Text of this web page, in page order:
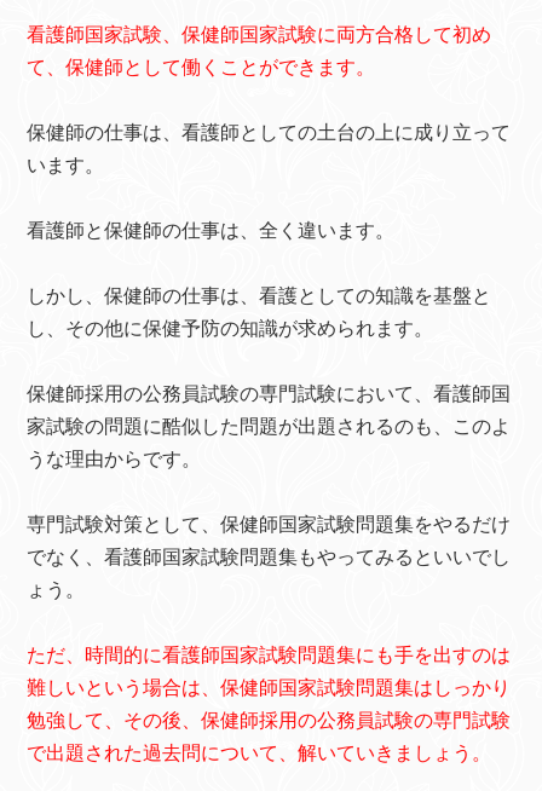
看護師国家試験、保健師国家試験に両方合格して初め
て、保健師として働くことができます。
保健師の仕事は、看護師としての土台の上に成り立って
います。
看護師と保健師の仕事は、全く違います。
しかし、保健師の仕事は、看護としての知識を基盤と
し、その他に保健予防の知識が求められます。
保健師採用の公務員試験の専門試験において、看護師国
家試験の問題に酷似した問題が出題されるのも、このよ
うな理由からです。
専門試験対策として、保健師国家試験問題集をやるだけ
でなく、看護師国家試験問題集もやってみるといいでし
ょう。
ただ、時間的に看護師国家試験問題集にも手を出すのは
難しいという場合は、保健師国家試験問題集はしっかり
勉強して、その後、保健師採用の公務員試験の専門試験
で出題された過去問について、解いていきましょう。